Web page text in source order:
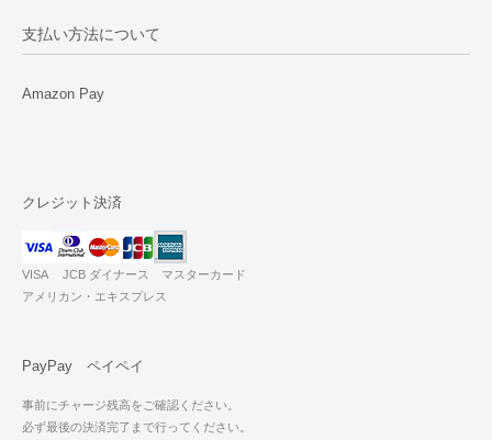
支払い方法について
Amazon Pay
クレジット決済
VISA JCB ダイナース マスターカード
アメリカン・エキスプレス
PayPay ペイペイ
事前にチャージ残高をご確認ください。
必ず最後の決済完了まで行ってください。